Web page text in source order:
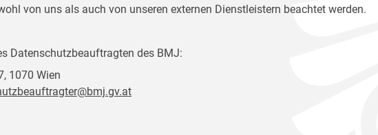
von uns als auch von unseren externen Dienstleistern beachtet werden.
Datenschutzbeauftragten des BMJ:
1070 Wien